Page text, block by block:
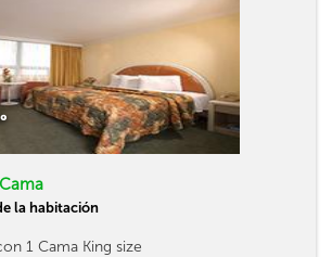
la habitación
1 Cama King size